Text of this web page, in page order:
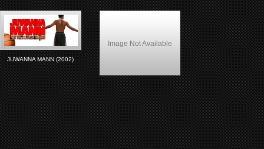
JUWANNA MANN (2002)
Image Not Available
Lockdown (2000)